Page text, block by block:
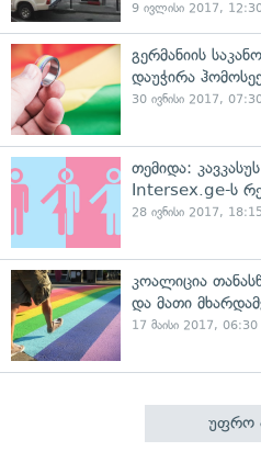
9 ივლისი 2017,
გერმანიის
დაუჭირა
30 ივნისი 2017,
თემიდა:
Intersex.ge-ს
28 ივნისი 2017, 18:15
კოალიცია
და მათი
17 მაისი 2017, 06:30
უფრო